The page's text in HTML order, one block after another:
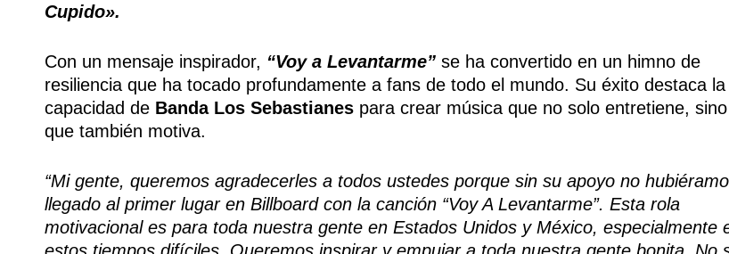
Cupido».
Con un mensaje inspirador, “Voy a Levantarme” se ha convertido en un himno de
resiliencia que ha tocado profundamente a fans de todo el mundo. Su éxito destaca la
capacidad de Banda Los Sebastianes para crear música que no solo entretiene, sino
que también motiva.
“Mi gente, queremos agradecerles a todos ustedes porque sin su apoyo no
llegado al primer lugar en Billboard con la canción “Voy A Levantarme”. Esta rola
motivacional es para toda nuestra gente en Estados Unidos y México, especialmente